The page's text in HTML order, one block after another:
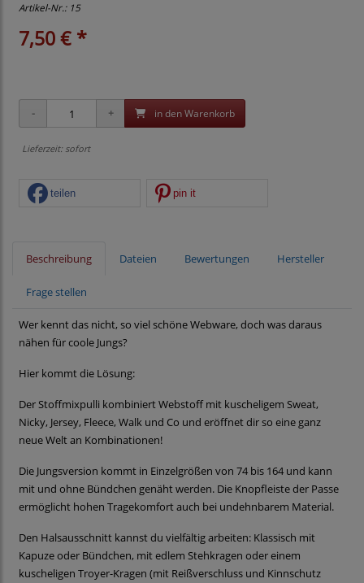
Artikel-Nr.: 15
7,50 € *
in den Warenkorb
Lieferzeit: sofort
teilen pin it
Beschreibung Dateien Bewertungen Hersteller
Frage stellen
Wer kennt das nicht, so viel schöne Webware, doch was daraus
nähen für coole Jungs?
Hier kommt die Lösung:
Der Stoffmixpulli kombiniert Webstoff mit kuscheligem Sweat,
Nicky, Jersey, Fleece, Walk und Co und eröffnet dir so eine ganz
neue Welt an Kombinationen!
Die Jungsversion kommt in Einzelgrößen von 74 bis 164 und kann
mit und ohne Bündchen genäht werden. Die Knopfleiste der Passe
ermöglicht hohen Tragekomfort auch bei undehnbarem Material.
Den Halsausschnitt kannst du vielfältig arbeiten: Klassisch mit
Kapuze oder Bündchen, mit edlem Stehkragen oder einem
kuscheligen Troyer-Kragen (mit Reißverschluss und Kinnschutz